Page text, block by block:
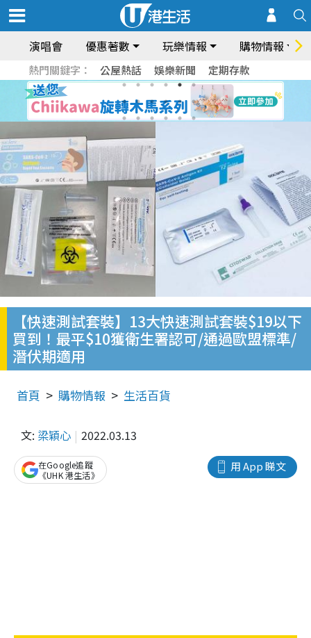
演唱會 優惠著數 玩樂情報 購物情報
熱門關鍵字： 公屋熱話 娛樂新聞 定期存款
【快速測試套裝】13大快速測試套裝$19以下
買到！最平$10獲衛生署認可/通過歐盟標準/
潛伏期適用
首頁 購物情報 生活百貨
文: 梁穎心 2022.03.13
用 App 睇文
在Google追蹤
《UHK 港生活》